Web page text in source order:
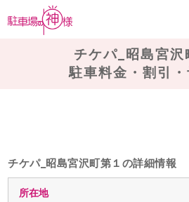
チケパ_昭島宮
駐車料金・割引
チケパ_昭島宮沢町第１の詳細情報
所在地